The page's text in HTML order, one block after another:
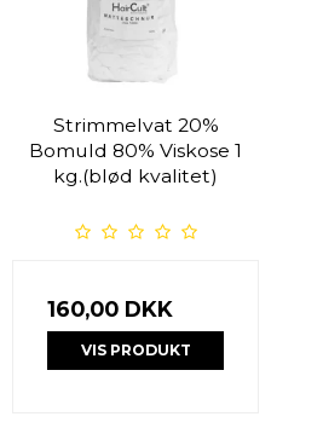
Strimmelvat 20%
Bomuld 80% Viskose 1
kg.(blød kvalitet)
160,00 DKK
VIS PRODUKT